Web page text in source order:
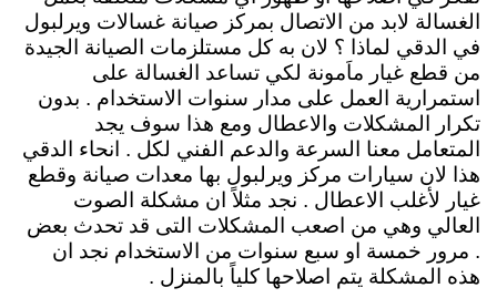
الغسالة لابد من الاتصال بمركز صيانة غسالات ويرلبول
في الدقي لماذا ؟ لان به كل مستلزمات الصيانة الجيدة
من قطع غيار ماَمونة لكي تساعد الغسالة على
استمرارية العمل على مدار سنوات الاستخدام . بدون
تكرار المشكلات والاعطال ومع هذا سوف يجد
المتعامل معنا السرعة والدعم الفني لكل . انحاء الدقي
هذا لان سيارات مركز ويرلبول بها معدات صيانة وقطع
غيار لأغلب الاعطال . نجد مثلاً ان مشكلة الصوت
العالي وهي من اصعب المشكلات التى قد تحدث بعض
. مرور خمسة او سبع سنوات من الاستخدام نجد ان
هذه المشكلة يتم اصلاحها كلياً بالمنزل .